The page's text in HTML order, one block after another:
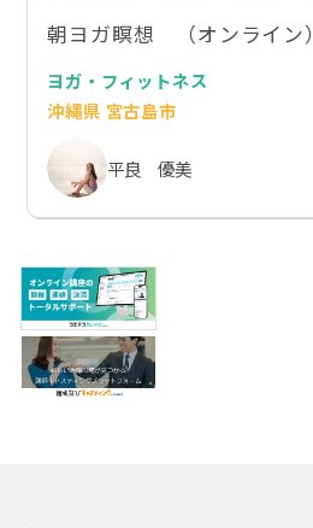
朝ヨガ瞑想 （オンライン）
ヨガ・フィットネス
沖縄県 宮古島市
平良 優美